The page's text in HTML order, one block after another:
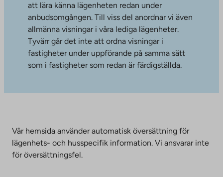
att lära känna lägenheten redan under
anbudsomgången. Till viss del anordnar vi även
allmänna visningar i våra lediga lägenheter.
Tyvärr går det inte att ordna visningar i
fastigheter under uppförande på samma sätt
som i fastigheter som redan är färdigställda.
Vår hemsida använder automatisk översättning för
lägenhets- och husspecifik information. Vi ansvarar inte
för översättningsfel.